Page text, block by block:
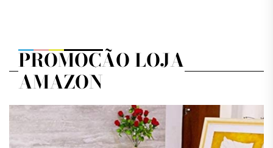
PROMOÇÃO LOJA
AMAZON